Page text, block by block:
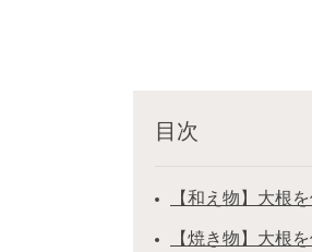
目次
【和え物】大根
【焼き物】大根